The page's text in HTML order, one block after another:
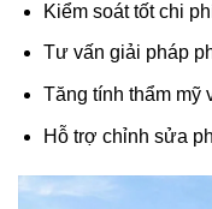
Kiểm soát tốt chi
Tư vấn giải pháp
Tăng tính thẩm mỹ
Hỗ trợ chỉnh sửa